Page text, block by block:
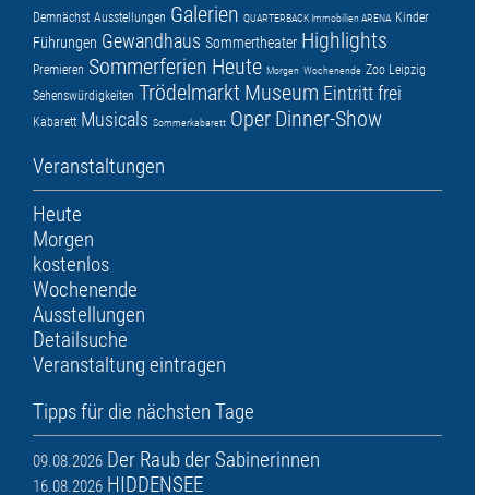
Demnächst Ausstellungen Galerien QUARTERBACK Immobilien ARENA Kinder
Führungen Gewandhaus Sommertheater Highlights
Premieren Sommerferien Heute Morgen Wochenende Zoo Leipzig
Sehenswürdigkeiten Trödelmarkt Museum Eintritt frei
Kabarett Musicals Sommerkabarett Oper Dinner-Show
Veranstaltungen
Heute
Morgen
kostenlos
Wochenende
Ausstellungen
Detailsuche
Veranstaltung eintragen
Tipps für die nächsten Tage
09.08.2026 Der Raub der Sabinerinnen
16.08.2026 HIDDENSEE